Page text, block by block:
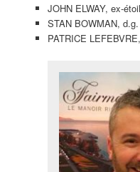
JOHN ELWAY, ex-
STAN BOWMAN,
PATRICE